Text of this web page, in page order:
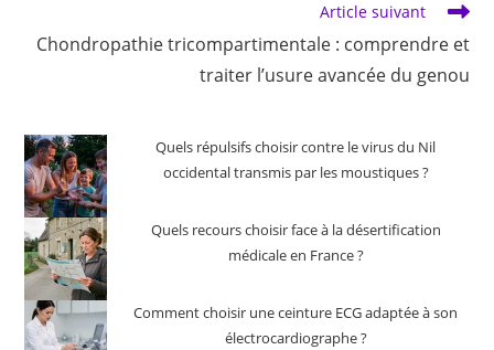
Article suivant
Chondropathie tricompartimentale : comprendre et
traiter l’usure avancée du genou
Quels répulsifs choisir contre le virus du Nil
occidental transmis par les moustiques ?
Quels recours choisir face à la désertification
médicale en France ?
Comment choisir une ceinture ECG adaptée à son
électrocardiographe ?